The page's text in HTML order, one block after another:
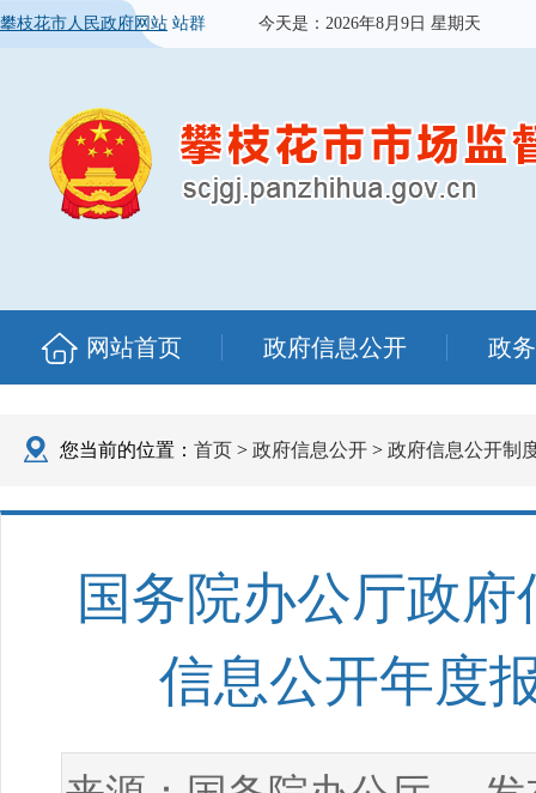
攀枝花市人民政府网站 站群 今天是： 2026年8月9日 星期天
网站首页 政府信息公开 政
您当前的位置： 首页 > 政府信息公开 > 政府信息公开制
国务院办公厅政
信息公开年度